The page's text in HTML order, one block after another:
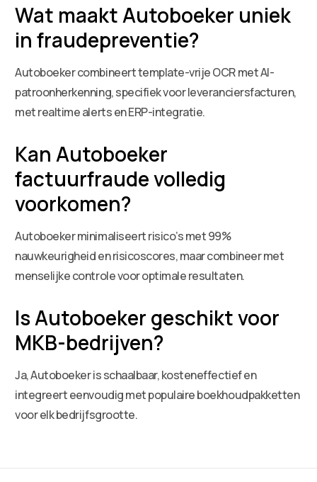
Wat maakt Autoboeker uniek
in fraudepreventie?
Autoboeker combineert template-vrije OCR met AI-
patroonherkenning, specifiek voor leveranciersfacturen,
met realtime alerts en ERP-integratie.
Kan Autoboeker
factuurfraude volledig
voorkomen?
Autoboeker minimaliseert risico’s met 99%
nauwkeurigheid en risicoscores, maar combineer met
menselijke controle voor optimale resultaten.
Is Autoboeker geschikt voor
MKB-bedrijven?
Ja, Autoboeker is schaalbaar, kosteneffectief en
integreert eenvoudig met populaire boekhoudpakketten
voor elk bedrijfsgrootte.